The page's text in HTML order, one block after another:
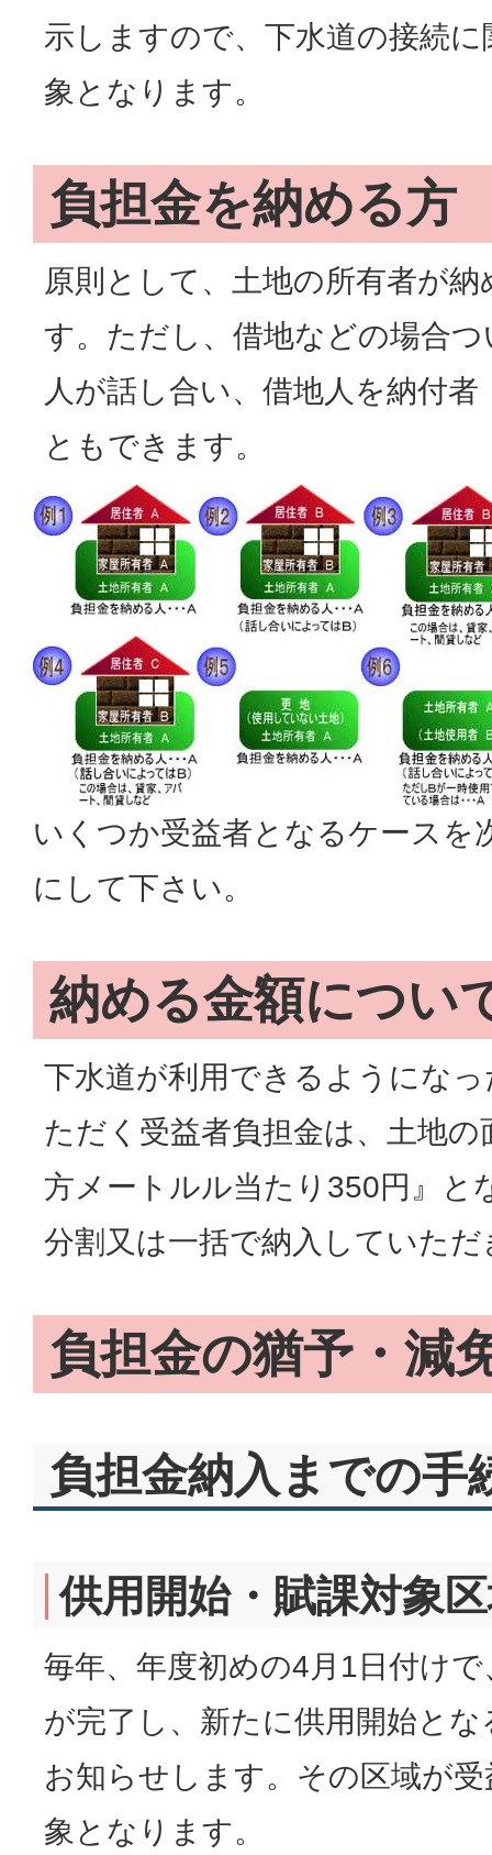
示しますので、下水道の接続
象となります。
負担金を納める方
原則として、土地の所有者が
す。ただし、借地などの場合
人が話し合い、借地人を納付
ともできます。
いくつか受益者となるケースを
にして下さい。
納める金額につい
下水道が利用できるようにな
ただく受益者負担金は、土地
方メートルル当たり350円』と
分割又は一括で納入していただ
負担金の猶予・減
負担金納入までの手
供用開始・賦課対象
毎年、年度初めの4月1日付け
が完了し、新たに供用開始と
お知らせします。その区域が
象となります。